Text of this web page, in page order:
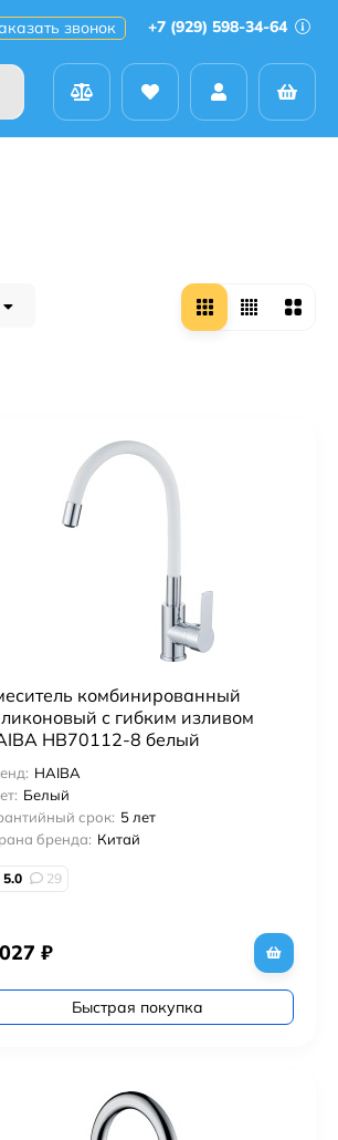
звонок +7 (929) 598-34-64
комбинированный
с гибким изливом
HB70112-8 белый
HAIBA
Белый
срок: 5 лет
бренда: Китай
5.0 29
₽
Быстрая покупка